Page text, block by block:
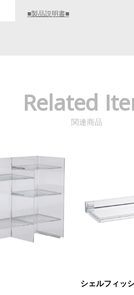
■製品説明書■
Related
関連商品
シェルフィッ